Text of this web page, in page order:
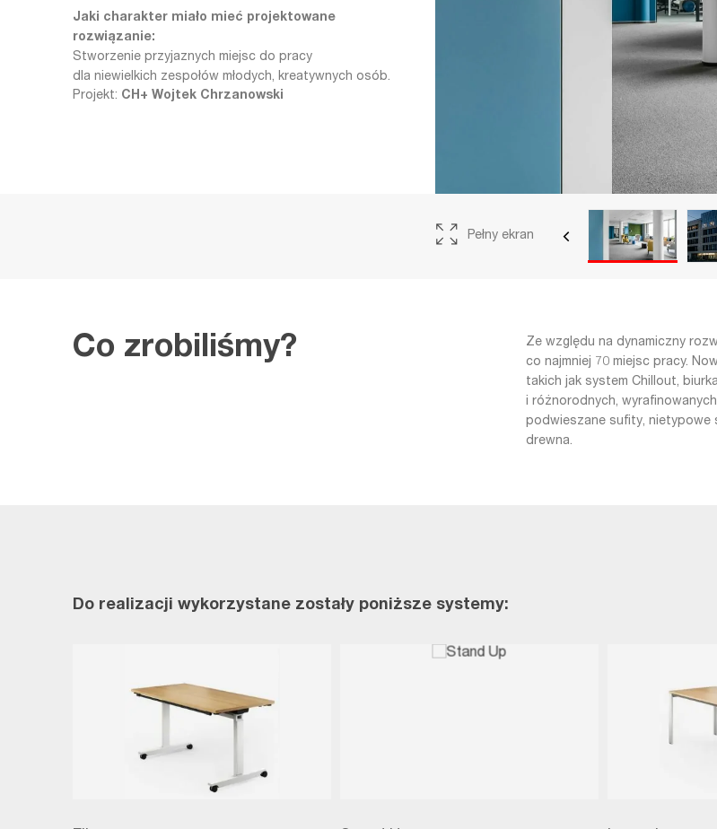
Jaki charakter miało mieć projektowane
rozwiązanie:
Stworzenie przyjaznych miejsc do pracy
dla niewielkich zespołów młodych, kreatywnych osób.
Projekt: CH+ Wojtek Chrzanowski
Pełny ekran
Co zrobiliśmy?
Ze względu na dynamiczny
co najmniej 70 miejsc pracy.
takich jak system Chillout,
i różnorodnych,
podwieszane sufity, nietypowe
drewna.
Do realizacji wykorzystane zostały poniższe systemy: